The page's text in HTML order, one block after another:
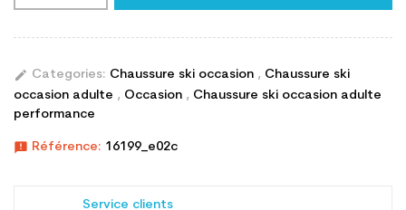
edit Categories: Chaussure ski occasion , Chaussure ski
occasion adulte , Occasion , Chaussure ski occasion adulte
performance
announcement Référence: 16199_e02c
Service clients